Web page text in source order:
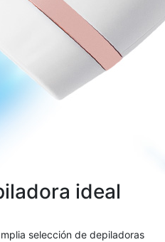
ideal
selección de depiladoras